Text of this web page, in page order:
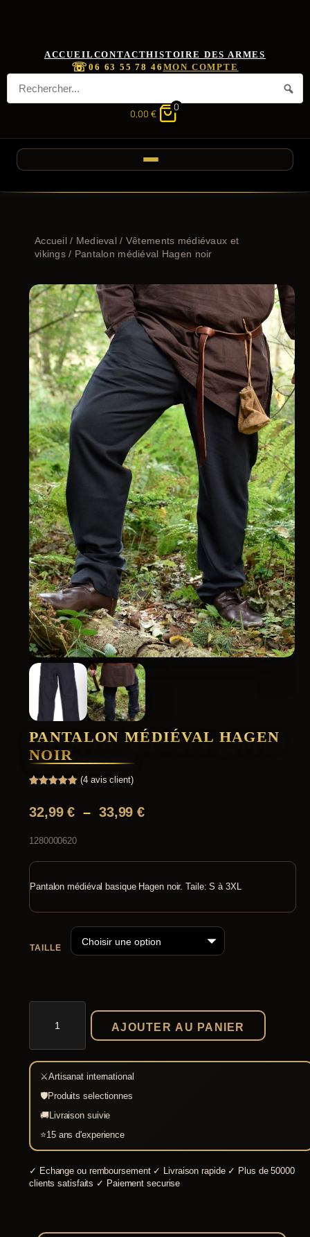
ACCUEIL CONTACTHISTOIRE DES ARMES
☏06 63 55 78 46 MON COMPTE
0,00 €
0
Accueil/ Medieval / Vêtements médiévaux et
vikings/ Pantalon médiéval Hagen noir
PANTALON MÉDIÉVAL HAGEN
NOIR
basé sur
notations
(4 avis client)
32,99€ – 33,99€P
e
d
e
p
:
3
€
1280000620
Pantalon médiéval basique Hagen noir. Taile: S à 3XL
TAILLE
quantité
Pantalon
noir
AJOUTER AU PANIER
⚔Artisanat international
🛡Produits selectionnes
🚚Livraison suivie
⭐15 ans d'experience
✓ Echange ou remboursement ✓ Livraison rapide ✓ Plus de 50000
clients satisfaits ✓ Paiement securise